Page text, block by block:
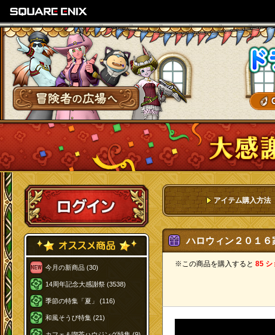
冒険者の広場へ
ログイン
今月の新商品 (30)
14周年記念大感謝祭 (3538)
季節の特集「夏」 (116)
和風そうび特集 (21)
アイテム購入方法
ハロウィン２０１
※この商品を購入すると 85 シ